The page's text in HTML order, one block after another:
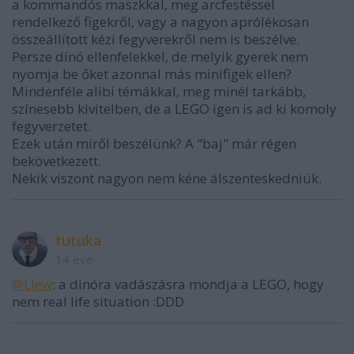
a kommandós maszkkal, meg arcfestéssel
rendelkező figekről, vagy a nagyon aprólékosan
összeállított kézi fegyverekről nem is beszélve.
Persze dínó ellenfelekkel, de melyik gyerek nem
nyomja be őket azonnal más minifigek ellen?
Mindenféle alibi témákkal, meg minél tarkább,
színesebb kivitelben, de a LEGO igen is ad ki komoly
fegyverzetet.
Ezek után miről beszélünk? A "baj" már régen
bekövetkezett.
Nekik viszont nagyon nem kéne álszenteskedniük.
tutuka
@Llew: a dinóra vadászásra mondja a LEGO, hogy
nem real life situation :DDD